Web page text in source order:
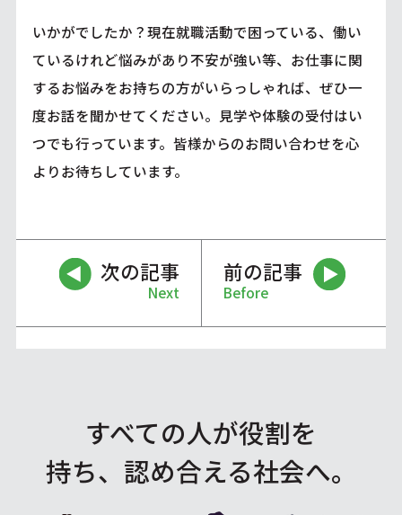
いかがでしたか？現在就職活動で困っている、働い
ているけれど悩みがあり不安が強い等、お仕事に関
するお悩みをお持ちの方がいらっしゃれば、ぜひ一
度お話を聞かせてください。見学や体験の受付はい
つでも行っています。皆様からのお問い合わせを心
よりお待ちしています。
次の記事
Next
前の記事
Before
すべての人が役割を
持ち、認め合える社会へ。